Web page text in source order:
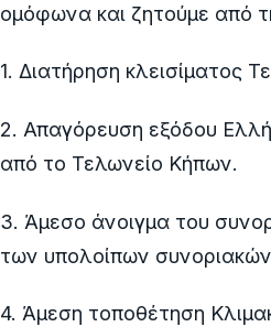
ομόφωνα και ζητούμε από
1. Διατήρηση κλεισίματος
2. Απαγόρευση εξόδου
από το Τελωνείο Κήπων.
3. Άμεσο άνοιγμα του
των υπολοίπων
4. Άμεση τοποθέτηση